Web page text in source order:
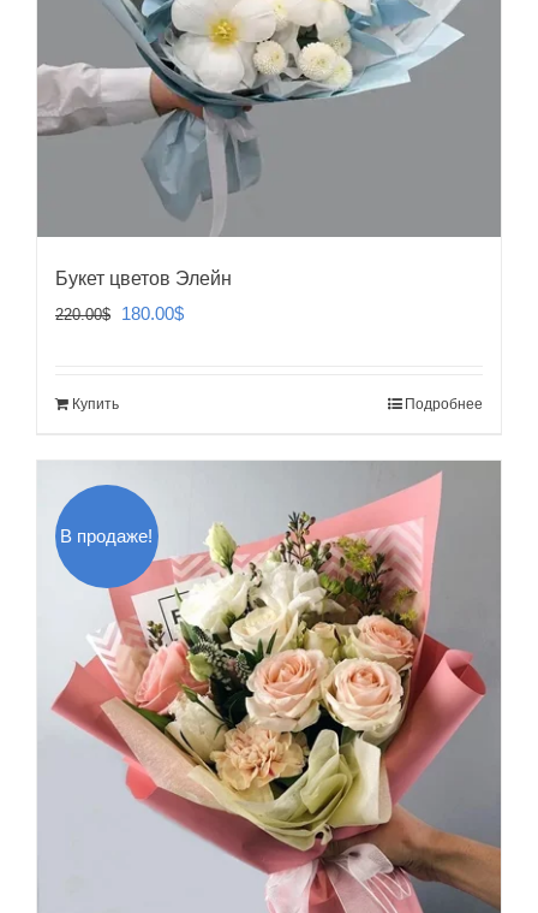
Букет цветов Элейн
220.00$
Первоначальная
180.00$Текущая
Купить Подробнее
В продаже!